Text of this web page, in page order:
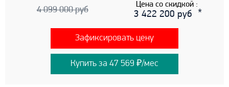
4 099 000 руб
Цена со скидкой :
3 422 200 руб
Зафиксировать цену
Купить за 47 569 ₽/мес